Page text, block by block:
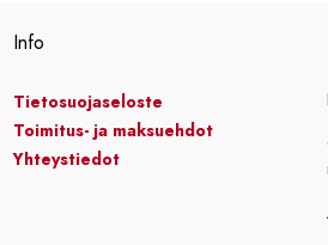
Info
Tietosuojaseloste
Toimitus- ja maksuehdot
Yhteystiedot